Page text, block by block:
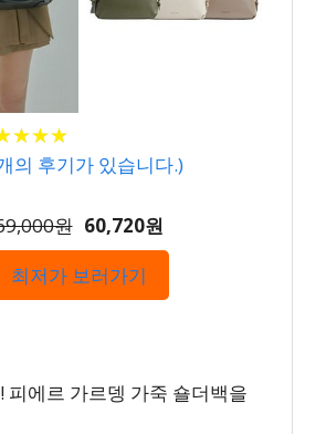
★★★
★★★
의 후기가 있습니다.)
원 60,720원
최저가 보러가기
피에르 가르뎅 가죽 숄더백을